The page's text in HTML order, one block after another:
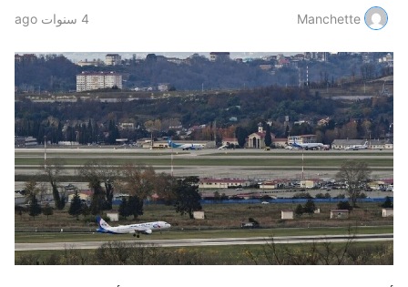
Manchette 4 سنوات ago